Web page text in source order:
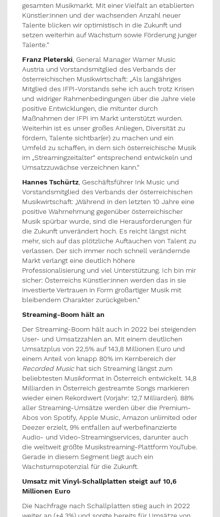
gesamten Musikmarkt. Mit einer Vielfalt an etablierten
Künstler:innen und der wachsenden Anzahl neuer
Talente blicken wir optimistisch in die Zukunft und
setzen weiterhin auf Wachstum sowie Förderung junger
Talente.“
Franz Pleterski, General Manager Warner Music
Austria und Vorstandsmitglied des Verbands der
österreichischen Musikwirtschaft: „Als langjähriges
Mitglied des IFPI-Vorstands sehe ich auch trotz Krisen
und widriger Rahmenbedingungen über die Jahre viele
positive Entwicklungen, die mitunter durch
Maßnahmen der IFPI im Markt unterstützt wurden.
Weiterhin ist es unser großes Anliegen, Diversität zu
fördern, Talente sichtbar(er) zu machen und ein
Umfeld zu schaffen, in dem sich österreichische Musik
im „Streamingzeitalter“ entsprechend entwickeln und
Umsatzzuwächse verzeichnen kann.“
Hannes Tschürtz, Geschäftsführer Ink Music und
Vorstandsmitglied des Verbands der österreichischen
Musikwirtschaft: „Während in den letzten 10 Jahre eine
positive Wahrnehmung gegenüber österreichischer
Musik spürbar wurde, sind die Herausforderungen für
die Zukunft unverändert hoch. Es reicht längst nicht
mehr, sich auf das plötzliche Auftauchen von Talent zu
verlassen. Der sich immer noch schnell verändernde
Markt verlangt eine deutlich höhere
Professionalisierung und viel Unterstützung. Ich bin mir
sicher: Österreichs Künstler:innen werden das in sie
investierte Vertrauen in Form großartiger Musik mit
bleibendem Charakter zurückgeben.“
Streaming-Boom hält an
Der Streaming-Boom hält auch in 2022 bei steigenden
User- und Umsatzzahlen an. Mit einem deutlichen
Umsatzplus von 22,5% auf 143,8 Millionen Euro und
einem Anteil von knapp 80% im Kernbereich der
Recorded Musichat sich Streaming längst zum
beliebtesten Musikformat in Österreich entwickelt. 14,8
Milliarden in Österreich gestreamte Songs markieren
wieder einen Rekordwert (Vorjahr: 12,7 Milliarden). 88%
aller Streaming-Umsätze werden über die Premium-
Abos von Spotify, Apple Music, Amazon unlimited oder
Deezer erzielt, 9% entfallen auf werbefinanzierte
Audio- und Video-Streamingservices, darunter auch
die weltweit größte Musikstreaming-Plattform YouTube.
Gerade in diesem Segment liegt auch ein
Wachstumspotenzial für die Zukunft.
Umsatz mit Vinyl-Schallplatten steigt auf 10,6
Millionen Euro
Die Nachfrage nach Schallplatten stieg auch in 2022
weiter an (+4,3%) und sorgte bereits für Umsätze von